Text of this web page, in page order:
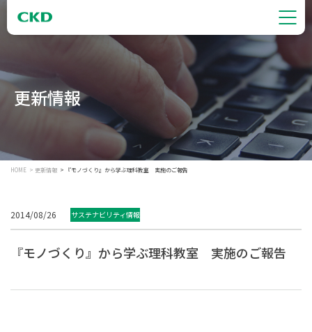
更新情報
HOME 更新情報 『モノづくり』から学ぶ理科教室 実施のご報告
2014/08/26 サステナビリティ情報
『モノづくり』から学ぶ理科教室 実施のご報告